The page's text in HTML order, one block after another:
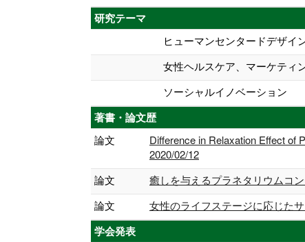
研究テーマ
ヒューマンセンタードデザイ
女性ヘルスケア、マーケティ
ソーシャルイノベーション
著書・論文歴
論文
Difference in Relaxation Effect of
2020/02/12
論文
癒しを与えるプラネタリウムコ
論文
女性のライフステージに応じた
学会発表